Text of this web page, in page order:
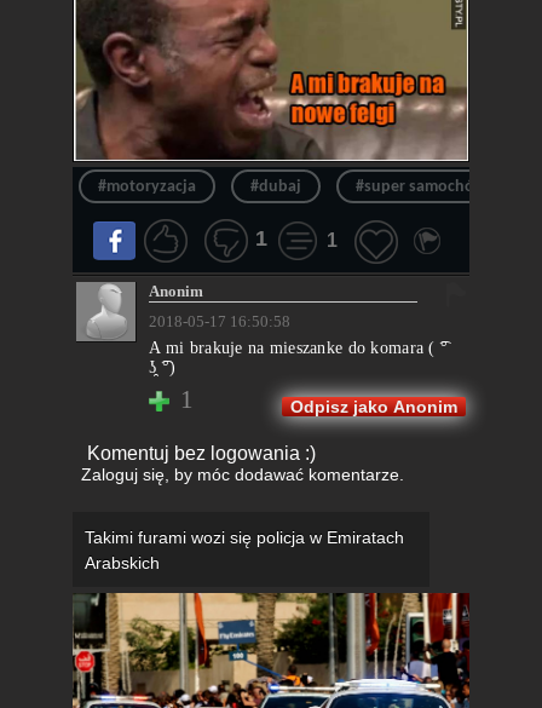
#motoryzacja #dubaj #super samochód
1 1
Anonim
2018-05-17 16:50:58
A mi brakuje na mieszanke do komara ( ͡°
ʖ̯ ͡°)
1 Odpisz jako Anonim
Komentuj bez logowania :)
Zaloguj się, by móc dodawać komentarze.
Takimi furami wozi się policja w Emiratach
Arabskich